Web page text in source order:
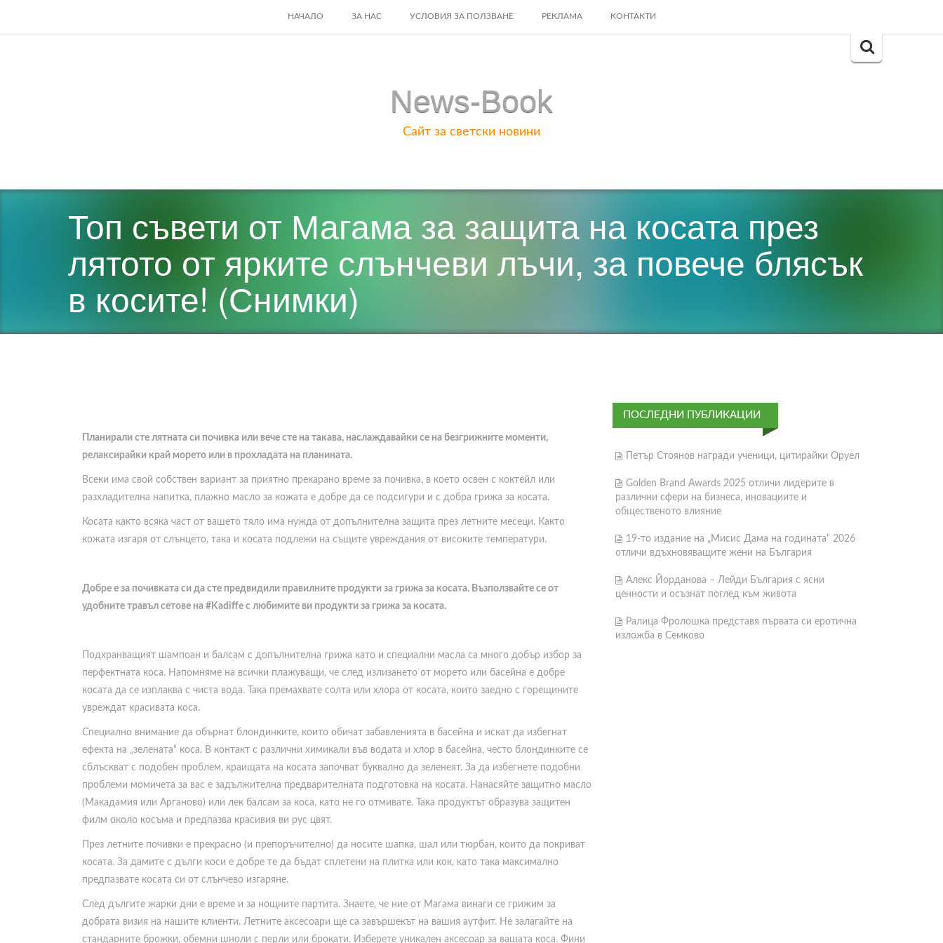
SKIP
НАЧАЛО ЗА НАС УСЛОВИЯ ЗА ПОЛЗВАНЕ РЕКЛАМА КОНТАКТИ
Search
News-Book
Сайт за светски новини
Топ съвети от Магама за защита на косата през
лятото от ярките слънчеви лъчи, за повече блясък
в косите! (Снимки)
Планирали сте лятната си почивка или вече сте на такава, наслаждавайки се на безгрижните моменти,
релаксирайки край морето или в прохладата на планината.
Всеки има свой собствен вариант за приятно прекарано време за почивка, в което освен с коктейл или
разхладителна напитка, плажно масло за кожата е добре да се подсигури и с добра грижа за косата.
Косата както всяка част от вашето тяло има нужда от допълнителна защита през летните месеци. Както
кожата изгаря от слънцето, така и косата подлежи на същите увреждания от високите температури.
Добре е за почивката си да сте предвидили правилните продукти за грижа за косата. Възползвайте се от
удобните травъл сетове на #Kadiffe с любимите ви продукти за грижа за косата.
Подхранващият шампоан и балсам с допълнителна грижа като и специални масла са много добър избор за
перфектната коса. Напомняме на всички плажуващи, че след излизането от морето или басейна е добре
косата да се изплаква с чиста вода. Така премахвате солта или хлора от косата, които заедно с горещините
увреждат красивата коса.
Специално внимание да обърнат блондинките, които обичат забавленията в басейна и искат да избегнат
ефекта на „зелената“ коса. В контакт с различни химикали във водата и хлор в басейна, често блондинките се
сблъскват с подобен проблем, краищата на косата започват буквално да зеленеят. За да избегнете подобни
проблеми момичета за вас е задължителна предварителната подготовка на косата. Нанасяйте защитно масло
(Макадамия или Арганово) или лек балсам за коса, като не го отмивате. Така продуктът образува защитен
филм около косъма и предпазва красивия ви рус цвят.
През летните почивки е прекрасно (и препоръчително) да носите шапка, шал или тюрбан, които да покриват
косата. За дамите с дълги коси е добре те да бъдат сплетени на плитка или кок, като така максимално
предпазвате косата си от слънчево изгаряне.
След дългите жарки дни е време и за нощните партита. Знаете, че ние от Магама винаги се грижим за
добрата визия на нашите клиенти. Летните аксесоари ще са завършекът на вашия аутфит. Не залагайте на
стандарните брожки, обемни шноли с перли или брокати. Изберете уникален аксесоар за вашата коса. Фини
ПОСЛЕДНИ ПУБЛИКАЦИИ
Петър Стоянов награди ученици, цитирайки Оруел
Golden Brand Awards 2025 отличи лидерите в
различни сфери на бизнеса, иновациите и
общественото влияние
19-то издание на „Мисис Дама на годината“ 2026
отличи вдъхновяващите жени на България
Алекс Йорданова – Лейди България с ясни
ценности и осъзнат поглед към живота
Ралица Фролошка представя първата си еротична
изложба в Семково